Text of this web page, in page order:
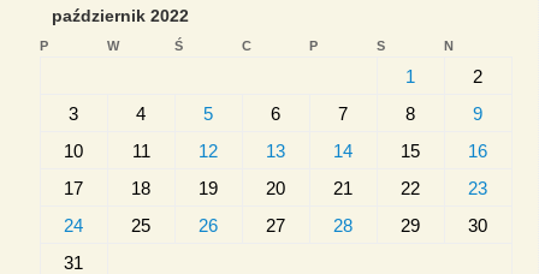
październik 2022
P W Ś C P S N
1
2
3
4 5 6 7 8
9
10
11 12 13 14 15
16
17
18 19 20 21 22
23
24
25 26 27 28 29
30
31